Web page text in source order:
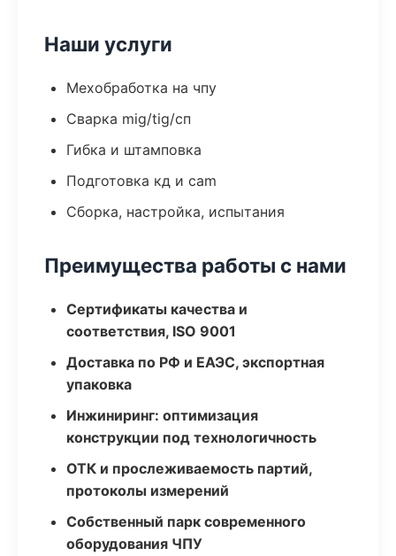
Наши услуги
Мехобработка на чпу
Сварка mig/tig/сп
Гибка и штамповка
Подготовка кд и cam
Сборка, настройка, испытания
Преимущества работы с нами
Сертификаты качества и
соответствия, ISO 9001
Доставка по РФ и ЕАЭС, экспортная
упаковка
Инжиниринг: оптимизация
конструкции под технологичность
ОТК и прослеживаемость партий,
протоколы измерений
Собственный парк современного
оборудования ЧПУ